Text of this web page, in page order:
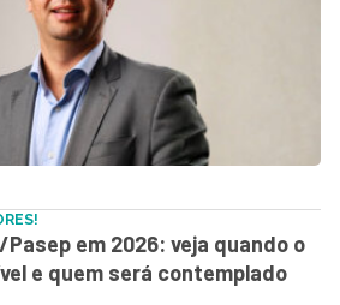
em 2026: veja quando o
e quem será contemplado